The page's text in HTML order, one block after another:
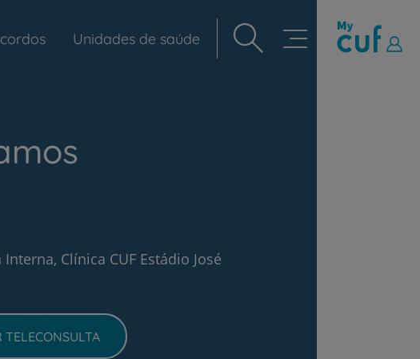
Navegação
Unidades de saúde
Clínica CUF Estádio José
TELECONSULTA